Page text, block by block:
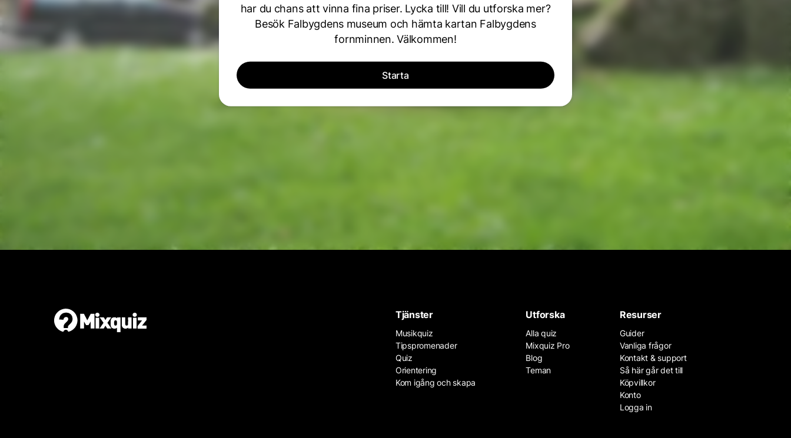
har du chans att vinna fina priser. Lycka till! Vill du utforska mer?
Besök Falbygdens museum och hämta kartan Falbygdens
fornminnen. Välkommen!
Starta
Tjänster
Musikquiz
Tipspromenader
Quiz
Orientering
Kom igång och skapa
Utforska
Alla quiz
Mixquiz Pro
Blog
Teman
Resurser
Guider
Vanliga frågor
Kontakt & support
Så här går det till
Köpvillkor
Konto
Logga in